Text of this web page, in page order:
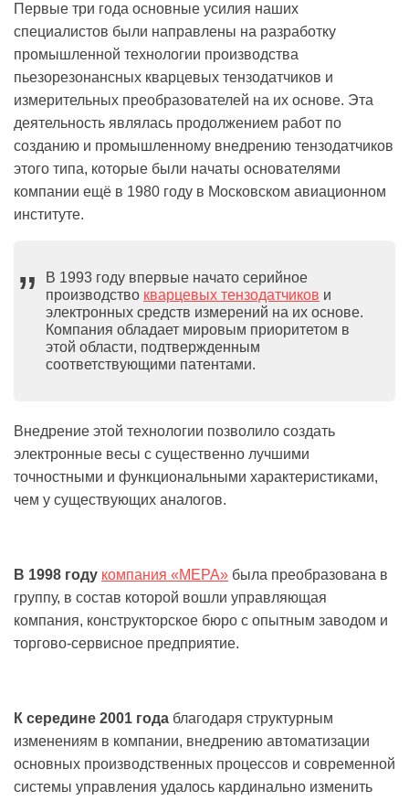
Первые три года основные усилия наших
специалистов были направлены на разработку
промышленной технологии производства
пьезорезонансных кварцевых тензодатчиков и
измерительных преобразователей на их основе. Эта
деятельность являлась продолжением работ по
созданию и промышленному внедрению тензодатчиков
этого типа, которые были начаты основателями
компании ещё в 1980 году в Московском авиационном
институте.
В 1993 году впервые начато серийное
производство кварцевых тензодатчиков и
электронных средств измерений на их основе.
Компания обладает мировым приоритетом в
этой области, подтвержденным
соответствующими патентами.
Внедрение этой технологии позволило создать
электронные весы с существенно лучшими
точностными и функциональными характеристиками,
чем у существующих аналогов.
В 1998 году компания «МЕРА» была преобразована в
группу, в состав которой вошли управляющая
компания, конструкторское бюро с опытным заводом и
торгово-сервисное предприятие.
К середине 2001 года благодаря структурным
изменениям в компании, внедрению автоматизации
основных производственных процессов и современной
системы управления удалось кардинально изменить